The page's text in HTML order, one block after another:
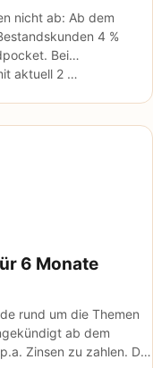
nicht ab: Ab dem
4 %
Bei
aktuell 2 …
6 Monate
rund um die Themen
ab dem
Zinsen zu zahlen. Die